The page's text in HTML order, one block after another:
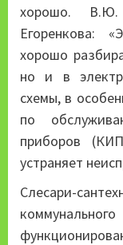
хорошо.
Егоренкова:
хорошо
но и в
схемы, в
по
приборов
устраняет
Слесари-